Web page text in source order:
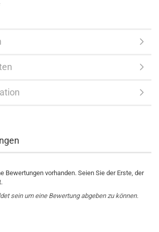
Bewertungen vorhanden. Seien Sie der Erste, der
sein um eine Bewertung abgeben zu können.